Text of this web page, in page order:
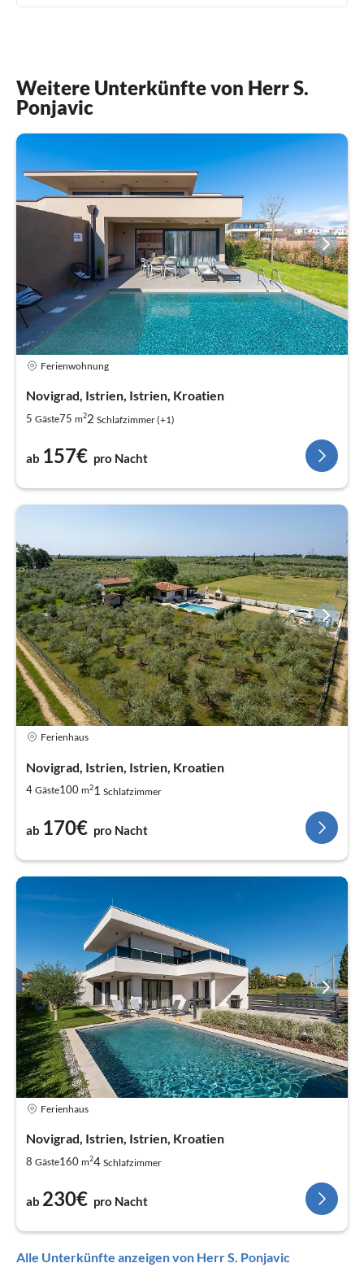
Weitere Unterkünfte von Herr S.
Ponjavic
Ferienwohnung
Novigrad, Istrien, Istrien, Kroatien
5 Gäste75 m22 Schlafzimmer (+1)
ab 157€ pro Nacht
Ferienhaus
Novigrad, Istrien, Istrien, Kroatien
4 Gäste100 m21 Schlafzimmer
ab 170€ pro Nacht
Ferienhaus
Novigrad, Istrien, Istrien, Kroatien
8 Gäste160 m24 Schlafzimmer
ab 230€ pro Nacht
Alle Unterkünfte anzeigen von Herr S. Ponjavic